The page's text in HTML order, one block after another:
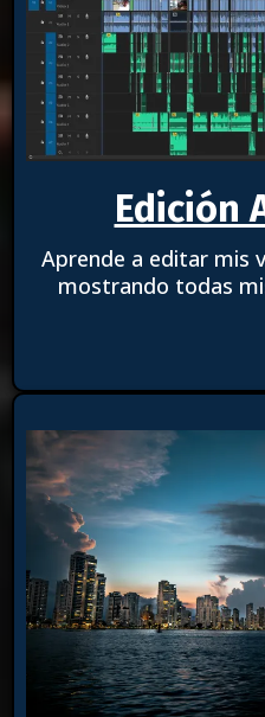
Edición
Aprende a editar mis
mostrando todas